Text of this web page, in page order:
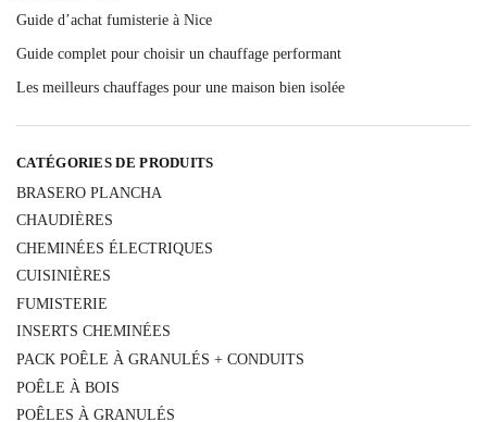
Guide d’achat fumisterie à Nice
Guide complet pour choisir un chauffage performant
Les meilleurs chauffages pour une maison bien isolée
CATÉGORIES DE PRODUITS
BRASERO PLANCHA
CHAUDIÈRES
CHEMINÉES ÉLECTRIQUES
CUISINIÈRES
FUMISTERIE
INSERTS CHEMINÉES
PACK POÊLE À GRANULÉS + CONDUITS
POÊLE À BOIS
POÊLES À GRANULÉS